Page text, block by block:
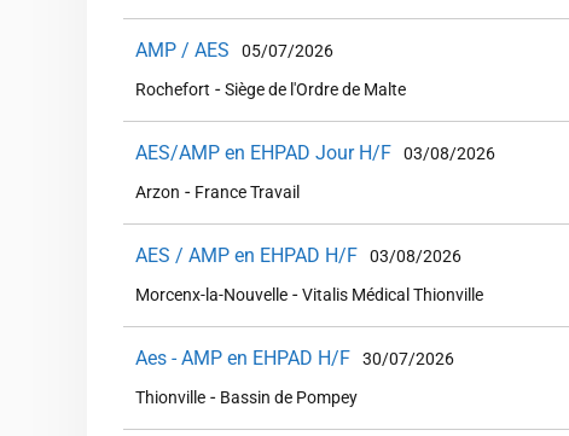
AMP / AES
05/07/2026
Rochefort -Siège de l'Ordre de Malte
AES/AMP en EHPAD Jour H/F
03/08/2026
Arzon - France Travail
AES / AMP en EHPAD H/F
03/08/2026
Morcenx-la-Nouvelle -Vitalis Médical Thionville
Aes - AMP en EHPAD H/F
30/07/2026
Thionville - Bassin de Pompey